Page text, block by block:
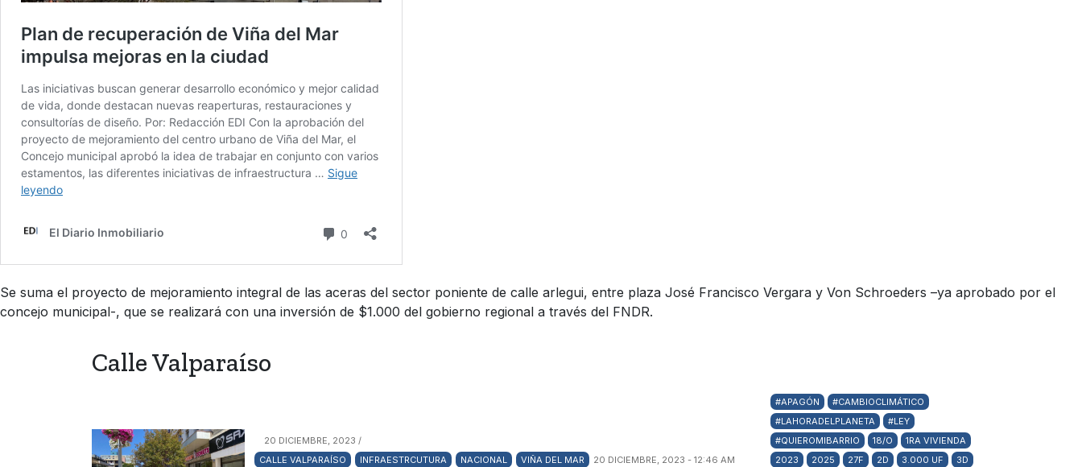
Se suma el proyecto de mejoramiento integral de las aceras del sector poniente de calle arlegui, entre plaza José Francisco Vergara y Von Schroeders –ya aprobado por el
concejo municipal-, que se realizará con una inversión de $1.000 del gobierno regional a través del FNDR.
Calle Valparaíso
20 DICIEMBRE, 2023 /
CALLE VALPARAÍSO
INFRAESTRCUTURA NACIONAL VIÑA DEL MAR 20 DICIEMBRE, 2023 - 12:46 AM
#APAGÓN
#CAMBIOCLIMÁTICO
#LAHORADELPLANETA
#LEY
#QUIEROMIBARRIO
18/O
1RA VIVIENDA
2023
2025 27F 2D 3.000 UF 3D